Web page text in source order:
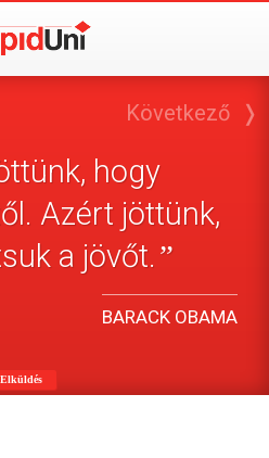
hogy
Azért jöttünk,
a jövőt.”
BARACK OBAMA
Következő ❭
Elküldés